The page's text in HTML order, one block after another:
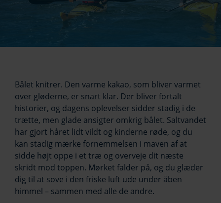
Bålet knitrer. Den varme kakao, som bliver varmet
over gløderne, er snart klar. Der bliver fortalt
historier, og dagens oplevelser sidder stadig i de
trætte, men glade ansigter omkrig bålet. Saltvandet
har gjort håret lidt vildt og kinderne røde, og du
kan stadig mærke fornemmelsen i maven af at
sidde højt oppe i et træ og overveje dit næste
skridt mod toppen. Mørket falder på, og du glæder
dig til at sove i den friske luft ude under åben
himmel – sammen med alle de andre.